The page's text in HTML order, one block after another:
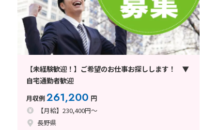
【未経験歓迎！】ご希望のお仕事お探しします！ ▼
自宅通勤者歓迎
月収例261,200 円
【月給】230,400円～
長野県